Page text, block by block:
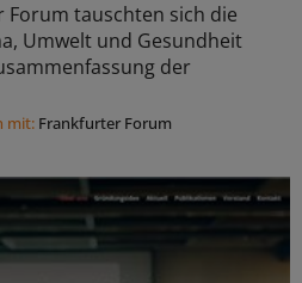
Forum tauschten sich die
Umwelt und Gesundheit
der
mit: Frankfurter Forum